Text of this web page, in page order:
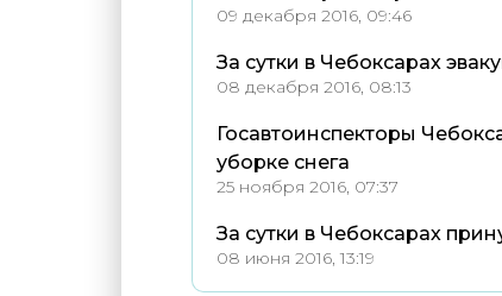
09 декабря 2016, 09:46
За сутки в Чебоксарах
08 декабря 2016, 08:13
Госавтоинспекторы
уборке снега
25 ноября 2016, 07:37
За сутки в Чебоксарах
08 июня 2016, 13:19